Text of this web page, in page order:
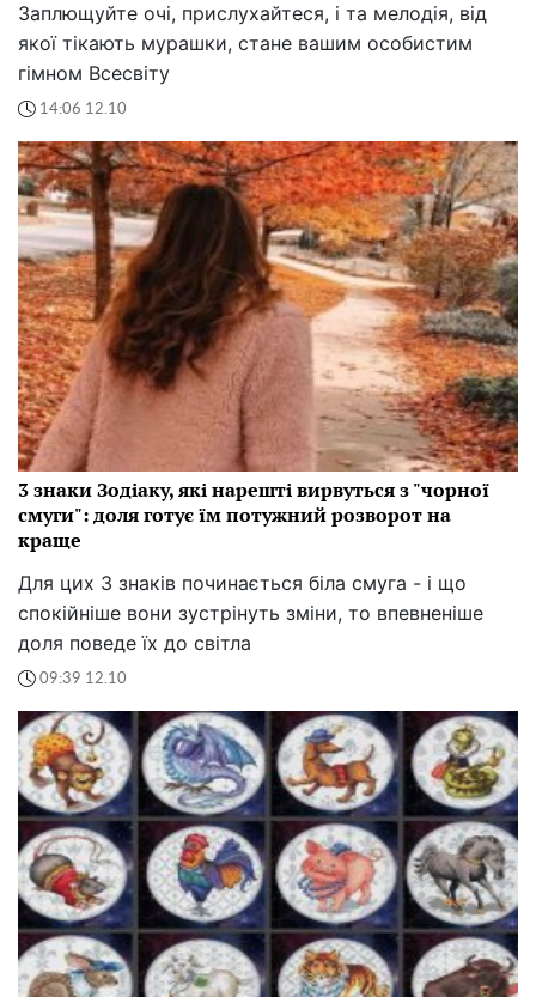
Заплющуйте очі, прислухайтеся, і та мелодія, від
якої тікають мурашки, стане вашим особистим
гімном Всесвіту
14:06 12.10
3 знаки Зодіаку, які нарешті вирвуться з "чорної
смуги": доля готує їм потужний розворот на
краще
Для цих 3 знаків починається біла смуга - і що
спокійніше вони зустрінуть зміни, то впевненіше
доля поведе їх до світла
09:39 12.10